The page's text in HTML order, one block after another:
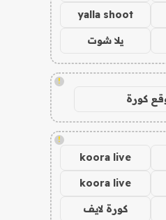
yalla shoot
يلا شوت
!
كورة
!
koora live
koora live
كورة لايف